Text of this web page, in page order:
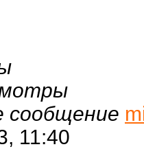
сообщение
11:40